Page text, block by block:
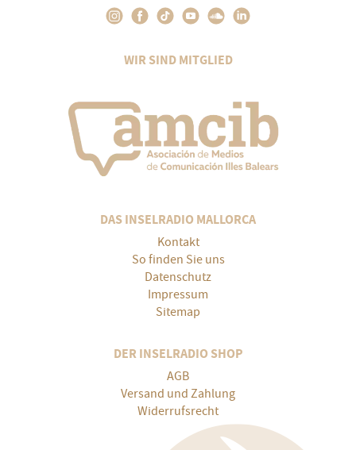
WIR SIND MITGLIED
DAS INSELRADIO MALLORCA
Kontakt
So finden Sie uns
Datenschutz
Impressum
Sitemap
DER INSELRADIO SHOP
AGB
Versand und Zahlung
Widerrufsrecht